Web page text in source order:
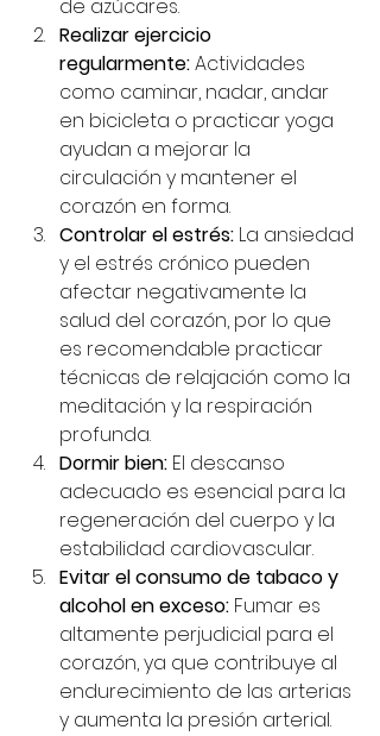
de azúcares.
Realizar ejercicio
regularmente: Actividades
como caminar, nadar, andar
en bicicleta o practicar yoga
ayudan a mejorar la
circulación y mantener el
corazón en forma.
Controlar el estrés: La ansiedad
y el estrés crónico pueden
afectar negativamente la
salud del corazón, por lo que
es recomendable practicar
técnicas de relajación como la
meditación y la respiración
profunda.
Dormir bien: El descanso
adecuado es esencial para la
regeneración del cuerpo y la
estabilidad cardiovascular.
Evitar el consumo de tabaco y
alcohol en exceso: Fumar es
altamente perjudicial para el
corazón, ya que contribuye al
endurecimiento de las arterias
y aumenta la presión arterial.